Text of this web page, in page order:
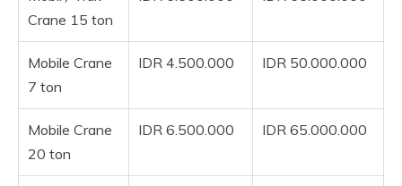
Crane 15 ton
Mobile Crane
7 ton
IDR 4.500.000 IDR 50.000.000
Mobile Crane
20 ton
IDR 6.500.000 IDR 65.000.000